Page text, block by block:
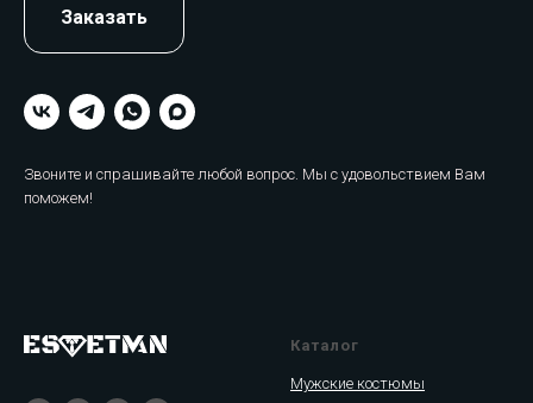
Заказать
Звоните и спрашивайте любой вопрос. Мы с удовольствием Вам
поможем!
Каталог
Мужские костюмы